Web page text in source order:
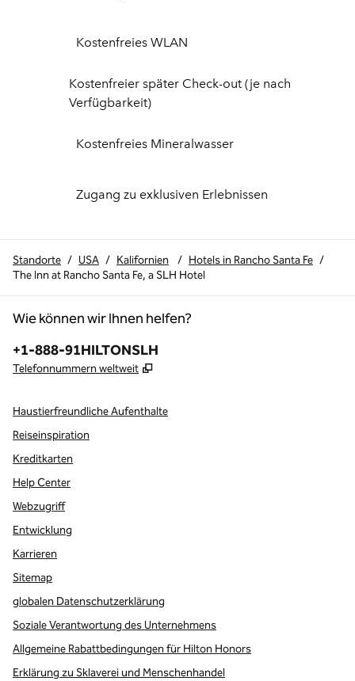
Kostenfreies WLAN
Kostenfreier später Check-out (je nach
Verfügbarkeit)
Kostenfreies Mineralwasser
Zugang zu exklusiven Erlebnissen
Standorte / USA / Kalifornien / Hotels in Rancho Santa Fe /
The Inn at Rancho Santa Fe, a SLH Hotel
Wie können wir Ihnen helfen?
Telefon:
+1-888-91HILTONSLH
Telefonnummern weltweit ,
Haustierfreundliche Aufenthalte
Reiseinspiration
Kreditkarten
Help Center
Webzugriff
Entwicklung
Karrieren
Sitemap
globalen Datenschutzerklärung
Soziale Verantwortung des Unternehmens
Allgemeine Rabattbedingungen für Hilton Honors
Erklärung zu Sklaverei und Menschenhandel